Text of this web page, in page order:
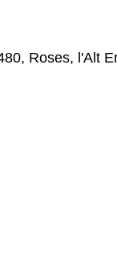
Roses, l'Alt